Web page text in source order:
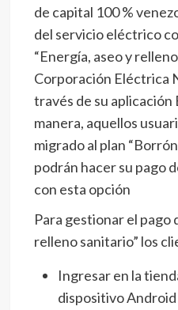
de capital 100 %
del servicio eléctrico
“Energía, aseo y
Corporación Eléctrica
través de su
manera, aquellos
migrado al plan
podrán hacer su pago
con esta opción
Para gestionar el pago
relleno sanitario” los
Ingresar en la
dispositivo Android